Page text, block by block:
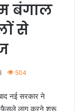
बंगाल
से
504
नई सरकार ने
फैसले लागू करने शुरू